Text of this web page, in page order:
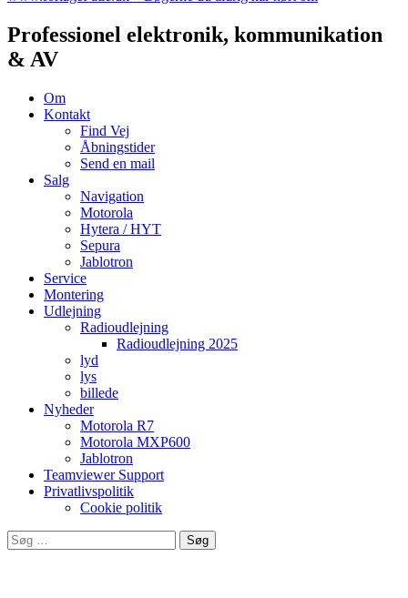
Professionel elektronik, kommunikation
& AV
Om
Kontakt
Find Vej
Åbningstider
Send en mail
Salg
Navigation
Motorola
Hytera / HYT
Sepura
Jablotron
Service
Montering
Udlejning
Radioudlejning
Radioudlejning 2025
lyd
lys
billede
Nyheder
Motorola R7
Motorola MXP600
Jablotron
Teamviewer Support
Privatlivspolitik
Cookie politik
Søg
efter: